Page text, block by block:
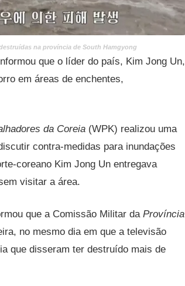
na província de South Hamgyong
que o líder do país, Kim Jong Un,
em áreas de enchentes,
da Coreia (WPK) realizou uma
contra-medidas para inundações
coreano Kim Jong Un entregava
visitar a área.
que a Comissão Militar daProvíncia
no mesmo dia em que a televisão
que disseram ter destruído mais de